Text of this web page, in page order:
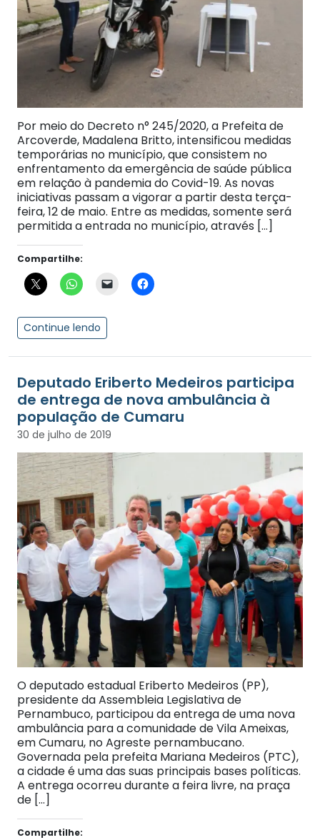
Por meio do Decreto n° 245/2020, a Prefeita de
Arcoverde, Madalena Britto, intensificou medidas
temporárias no município, que consistem no
enfrentamento da emergência de saúde pública
em relação à pandemia do Covid-19. As novas
iniciativas passam a vigorar a partir desta terça-
feira, 12 de maio. Entre as medidas, somente será
permitida a entrada no município, através […]
Compartilhe:
Continue lendo
Deputado Eriberto Medeiros participa
de entrega de nova ambulância à
população de Cumaru
30 de julho de 2019
O deputado estadual Eriberto Medeiros (PP),
presidente da Assembleia Legislativa de
Pernambuco, participou da entrega de uma nova
ambulância para a comunidade de Vila Ameixas,
em Cumaru, no Agreste pernambucano.
Governada pela prefeita Mariana Medeiros (PTC),
a cidade é uma das suas principais bases políticas.
A entrega ocorreu durante a feira livre, na praça
de […]
Compartilhe: